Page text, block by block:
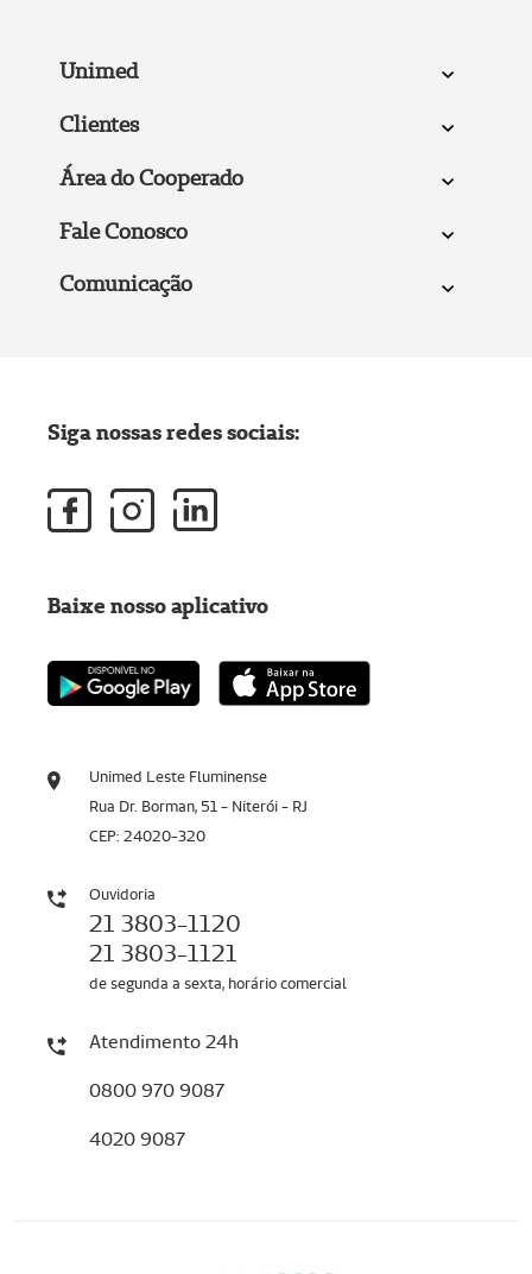
Unimed
Clientes
Área do Cooperado
Fale Conosco
Comunicação
Unimed Leste Fluminense
Rua Dr. Borman, 51 - Niterói - RJ
CEP: 24020-320
Ouvidoria
21 3803-1120
21 3803-1121
de segunda a sexta, horário comercial
Atendimento 24h
0800 970 9087
4020 9087
Siga nossas redes sociais:
Baixe nosso aplicativo